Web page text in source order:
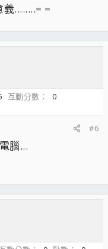
........= =
互動分數
0
#6
腦...